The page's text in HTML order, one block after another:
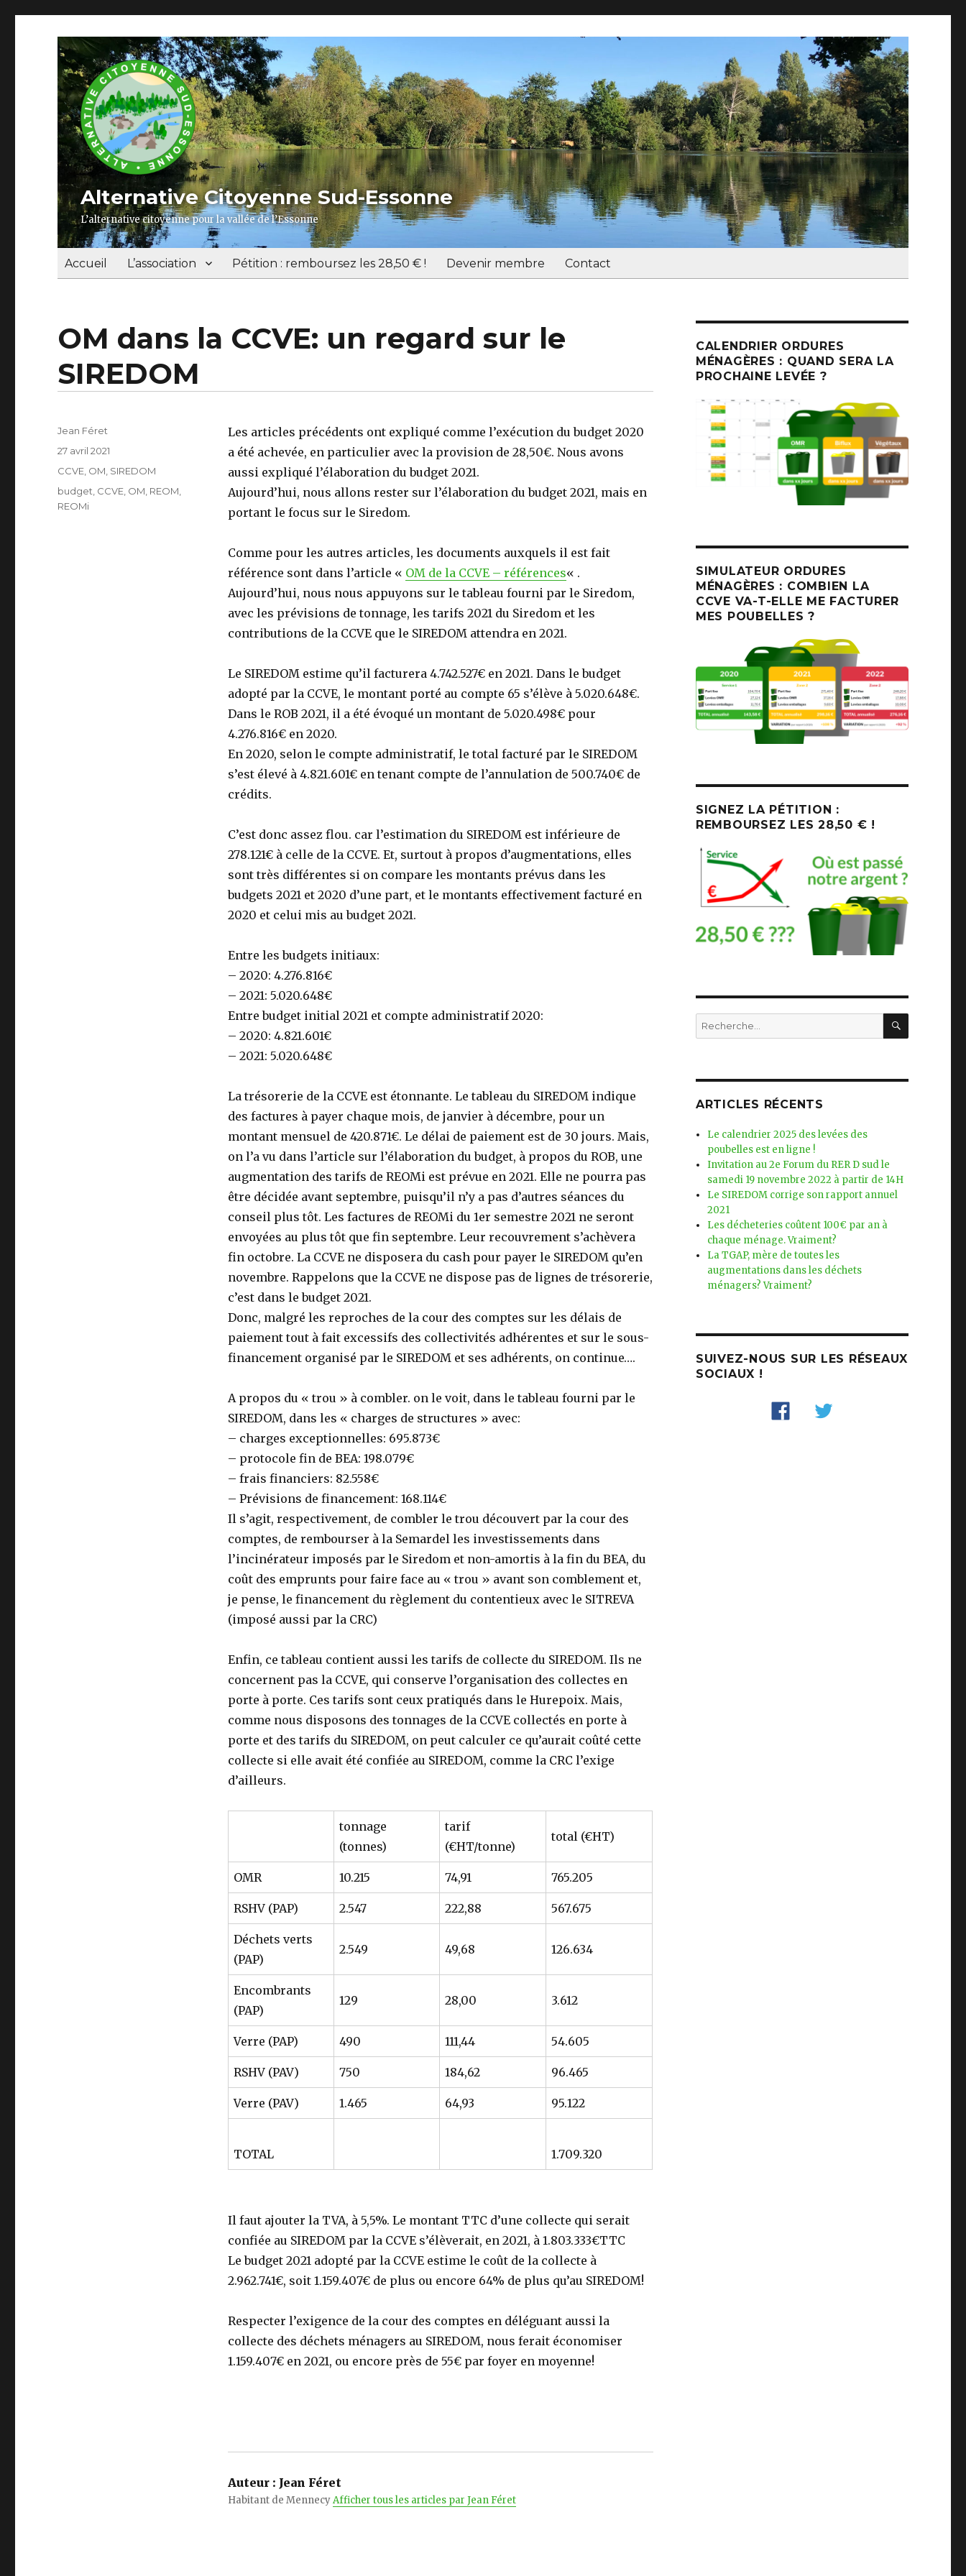
Alternative Citoyenne Sud-Essonne
L’alternative citoyenne pour la vallée de l’Essonne
Accueil L’association Pétition : remboursez les 28,50 € ! Devenir membre Contact
OM dans la CCVE: un regard sur le
SIREDOM
Les articles précédents ont expliqué comme l’exécution du budget 2020
a été achevée, en particulier avec la provision de 28,50€. Nous avons
aussi expliqué l’élaboration du budget 2021.
Aujourd’hui, nous allons rester sur l’élaboration du budget 2021, mais en
portant le focus sur le Siredom.
Comme pour les autres articles, les documents auxquels il est fait
référence sont dans l’article « OM de la CCVE – références« .
Aujourd’hui, nous nous appuyons sur le tableau fourni par le Siredom,
avec les prévisions de tonnage, les tarifs 2021 du Siredom et les
contributions de la CCVE que le SIREDOM attendra en 2021.
Le SIREDOM estime qu’il facturera 4.742.527€ en 2021. Dans le budget
adopté par la CCVE, le montant porté au compte 65 s’élève à 5.020.648€.
Dans le ROB 2021, il a été évoqué un montant de 5.020.498€ pour
4.276.816€ en 2020.
En 2020, selon le compte administratif, le total facturé par le SIREDOM
s’est élevé à 4.821.601€ en tenant compte de l’annulation de 500.740€ de
crédits.
C’est donc assez flou. car l’estimation du SIREDOM est inférieure de
278.121€ à celle de la CCVE. Et, surtout à propos d’augmentations, elles
sont très différentes si on compare les montants prévus dans les
budgets 2021 et 2020 d’une part, et le montants effectivement facturé en
2020 et celui mis au budget 2021.
Entre les budgets initiaux:
– 2020: 4.276.816€
– 2021: 5.020.648€
Entre budget initial 2021 et compte administratif 2020:
– 2020: 4.821.601€
– 2021: 5.020.648€
La trésorerie de la CCVE est étonnante. Le tableau du SIREDOM indique
des factures à payer chaque mois, de janvier à décembre, pour un
montant mensuel de 420.871€. Le délai de paiement est de 30 jours. Mais,
on l’a vu dans l’article sur l’élaboration du budget, à propos du ROB, une
augmentation des tarifs de REOMi est prévue en 2021. Elle ne pourra pas
être décidée avant septembre, puisqu’il n’y a pas d’autres séances du
conseil plus tôt. Les factures de REOMi du 1er semestre 2021 ne seront
envoyées au plus tôt que fin septembre. Leur recouvrement s’achèvera
fin octobre. La CCVE ne disposera du cash pour payer le SIREDOM qu’en
novembre. Rappelons que la CCVE ne dispose pas de lignes de trésorerie,
c’est dans le budget 2021.
Donc, malgré les reproches de la cour des comptes sur les délais de
paiement tout à fait excessifs des collectivités adhérentes et sur le sous-
financement organisé par le SIREDOM et ses adhérents, on continue….
A propos du « trou » à combler. on le voit, dans le tableau fourni par le
SIREDOM, dans les « charges de structures » avec:
– charges exceptionnelles: 695.873€
– protocole fin de BEA: 198.079€
– frais financiers: 82.558€
– Prévisions de financement: 168.114€
Il s’agit, respectivement, de combler le trou découvert par la cour des
comptes, de rembourser à la Semardel les investissements dans
l’incinérateur imposés par le Siredom et non-amortis à la fin du BEA, du
coût des emprunts pour faire face au « trou » avant son comblement et,
je pense, le financement du règlement du contentieux avec le SITREVA
(imposé aussi par la CRC)
Enfin, ce tableau contient aussi les tarifs de collecte du SIREDOM. Ils ne
concernent pas la CCVE, qui conserve l’organisation des collectes en
porte à porte. Ces tarifs sont ceux pratiqués dans le Hurepoix. Mais,
comme nous disposons des tonnages de la CCVE collectés en porte à
porte et des tarifs du SIREDOM, on peut calculer ce qu’aurait coûté cette
collecte si elle avait été confiée au SIREDOM, comme la CRC l’exige
d’ailleurs.
tonnage
(tonnes)
tarif
(€HT/tonne)
total (€HT)
OMR 10.215 74,91 765.205
RSHV (PAP) 2.547 222,88 567.675
Déchets verts
(PAP)
2.549 49,68 126.634
Encombrants
(PAP)
129 28,00 3.612
Verre (PAP) 490 111,44 54.605
RSHV (PAV) 750 184,62 96.465
Verre (PAV) 1.465 64,93 95.122
TOTAL 1.709.320
Il faut ajouter la TVA, à 5,5%. Le montant TTC d’une collecte qui serait
confiée au SIREDOM par la CCVE s’élèverait, en 2021, à 1.803.333€TTC
Le budget 2021 adopté par la CCVE estime le coût de la collecte à
2.962.741€, soit 1.159.407€ de plus ou encore 64% de plus qu’au SIREDOM!
Respecter l’exigence de la cour des comptes en déléguant aussi la
collecte des déchets ménagers au SIREDOM, nous ferait économiser
1.159.407€ en 2021, ou encore près de 55€ par foyer en moyenne!
Auteur : Jean Féret
Habitant de MennecyAfficher tous les articles par Jean Féret
Auteur
Jean Féret
Publié
le
27 avril 2021
Catégories
CCVE OM SIREDOM
Étiquettes
budget CCVE OM REOM
REOMi
CALENDRIER ORDURES
MÉNAGÈRES : QUAND SERA LA
PROCHAINE LEVÉE ?
SIMULATEUR ORDURES
MÉNAGÈRES : COMBIEN LA
CCVE VA-T-ELLE ME FACTURER
MES POUBELLES ?
SIGNEZ LA PÉTITION :
REMBOURSEZ LES 28,50 € !
Recherche
pour
ARTICLES RÉCENTS
Le calendrier 2025 des levées des
poubelles est en ligne !
Invitation au 2e Forum du RER D sud le
samedi 19 novembre 2022 à partir de 14H
Le SIREDOM corrige son rapport annuel
2021
Les décheteries coûtent 100€ par an à
chaque ménage. Vraiment?
La TGAP, mère de toutes les
augmentations dans les déchets
ménagers? Vraiment?
SUIVEZ-NOUS SUR LES RÉSEAUX
SOCIAUX !